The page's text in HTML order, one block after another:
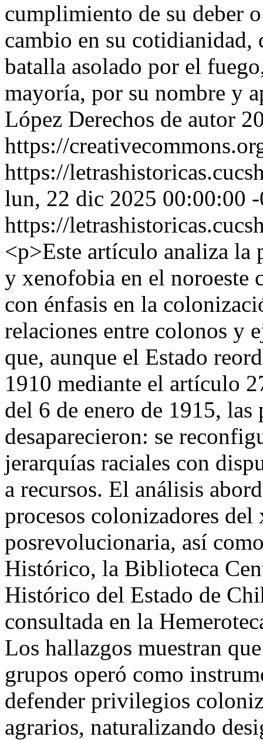
cumplimiento de su deber
cambio en su cotidianidad,
batalla asolado por el
mayoría, por su nombre y
López Derechos de autor
https://
https://
lun, 22 dic 2025 00:00:00
https://
<p>Este artículo analiza la
y xenofobia en el noroeste
con énfasis en la
relaciones entre colonos y
que, aunque el Estado
1910 mediante el artículo
del 6 de enero de 1915,
desaparecieron: se
jerarquías raciales con
a recursos. El análisis
procesos colonizadores
posrevolucionaria, así
Histórico, la Biblioteca
Histórico del Estado de
consultada en la
Los hallazgos muestran
grupos operó como
defender privilegios
agrarios, naturalizando